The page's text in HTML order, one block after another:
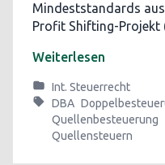
Mindeststandards
Profit Shifting-Projekt
Weiterlesen
Int. Steuerrecht
DBA
Quellenbesteuerung
Quellensteuern